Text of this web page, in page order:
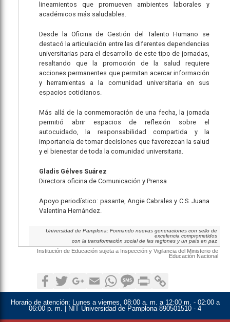
lineamientos que promueven ambientes laborales y
académicos más saludables.
Desde la Oficina de Gestión del Talento Humano se
destacó la articulación entre las diferentes dependencias
universitarias para el desarrollo de este tipo de jornadas,
resaltando que la promoción de la salud requiere
acciones permanentes que permitan acercar información
y herramientas a la comunidad universitaria en sus
espacios cotidianos.
Más allá de la conmemoración de una fecha, la jornada
permitió abrir espacios de reflexión sobre el
autocuidado, la responsabilidad compartida y la
importancia de tomar decisiones que favorezcan la salud
y el bienestar de toda la comunidad universitaria.
Gladis Gélves Suárez
Directora oficina de Comunicación y Prensa
Apoyo periodístico: pasante, Angie Cabrales y C.S. Juana
Valentina Hernández.
Universidad de Pamplona: Formando nuevas generaciones con sello de
excelencia comprometidos
con la transformación social de las regiones y un país en paz
Institución de Educación sujeta a Inspección y Vigilancia del Ministerio de
Educación Nacional
FacebookTwitterGoogle+
EmailWhatsApp
SMS Print
Horario de atención: Lunes a viernes, 08:00 a. m. a 12:00 m. - 02:00 a
06:00 p. m. | NIT Universidad de Pamplona 890501510 - 4